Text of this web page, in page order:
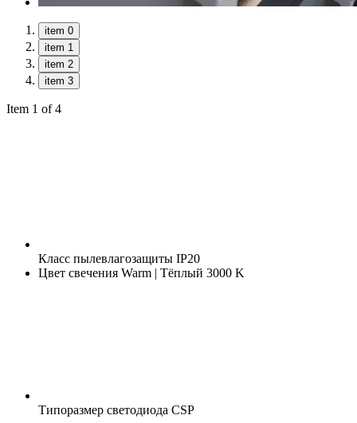
item 0
item 1
item 2
item 3
Item 1 of 4
Класс пылевлагозащиты IP20
Цвет свечения Warm | Тёплый 3000 K
Типоразмер светодиода CSP